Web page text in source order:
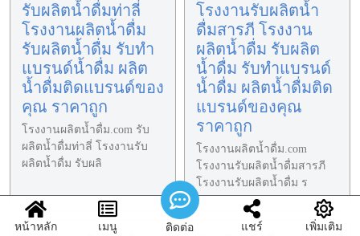
รับผลิตน้ำดื่มท่าลี่
โรงงานผลิตน้ำดื่ม
รับผลิตน้ำดื่ม รับทำ
แบรนด์น้ำดื่ม ผลิต
น้ำดื่มติดแบรนด์ของ
คุณ ราคาถูก
โรงงานผลิตน้ำดื่ม.com รับ
ผลิตน้ำดื่มท่าลี่ โรงงานรับ
ผลิตน้ำดื่ม รับผลิ
โรงงานรับผลิตน้ำ
ดื่มสารภี โรงงาน
ผลิตน้ำดื่ม รับผลิต
น้ำดื่ม รับทำแบรนด์
น้ำดื่ม ผลิตน้ำดื่มติด
แบรนด์ของคุณ
ราคาถูก
โรงงานผลิตน้ำดื่ม.com
โรงงานรับผลิตน้ำดื่มสารภี
โรงงานรับผลิตน้ำดื่ม ร
หน้าหลัก เมนู ติดต่อ แชร์ เพิ่มเติม